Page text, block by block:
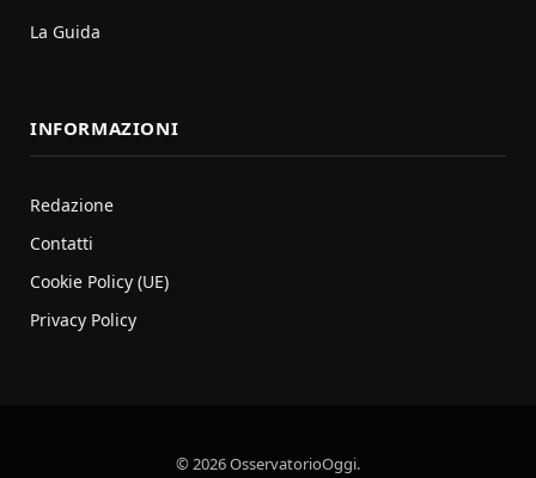
La Guida
INFORMAZIONI
Redazione
Contatti
Cookie Policy (UE)
Privacy Policy
© 2026 OsservatorioOggi.